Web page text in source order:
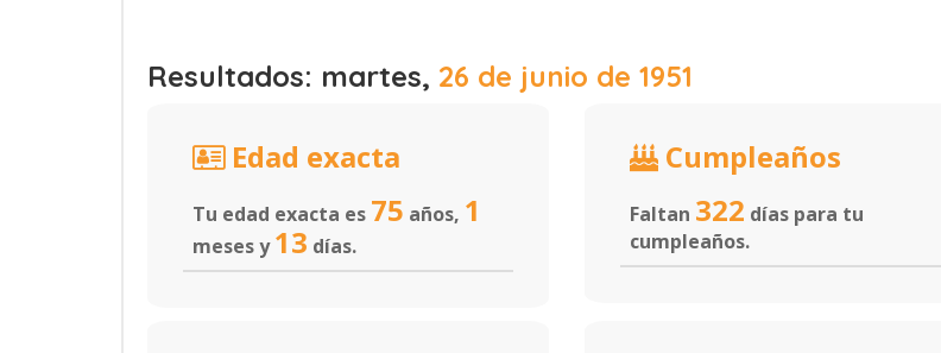
Resultados: martes, 26 de junio de 1951
Edad exacta
Tu edad exacta es 75 años, 1
meses y13 días.
Cumpleaños
Faltan 322 días para tu
cumpleaños.